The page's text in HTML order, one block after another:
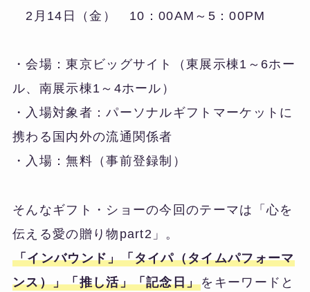
2月14日（金） 10：00AM～5：00PM
・会場：東京ビッグサイト（東展示棟1～6ホー
ル、南展示棟1～4ホール）
・入場対象者：パーソナルギフトマーケットに
携わる国内外の流通関係者
・入場：無料（事前登録制）
そんなギフト・ショーの今回のテーマは「心を
伝える愛の贈り物part2」。
「インバウンド」「タイパ（タイムパフォーマ
ンス）」「推し活」「記念日」をキーワードと